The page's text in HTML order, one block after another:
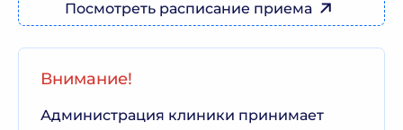
Посмотреть расписание приема
Внимание!
Администрация клиники принимает